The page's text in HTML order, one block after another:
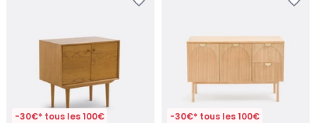
-30€* tous les 100€ -30€* tous les 100€